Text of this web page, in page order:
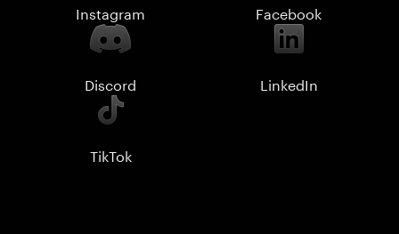
Instagram Facebook
Discord LinkedIn
TikTok